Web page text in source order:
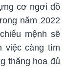
cơ ngơi đồ
năm 2022
mệnh sẽ
việc càng tìm
thăng hoa đủ